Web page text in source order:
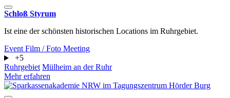
Schloß Styrum
Ist eine der schönsten historischen Locations im Ruhrgebiet.
Event Film / Foto Meeting
+5
Ruhrgebiet Mülheim an der Ruhr
Mehr erfahren